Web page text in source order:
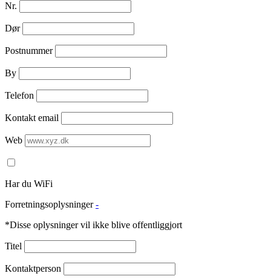
Nr.
Dør
Postnummer
By
Telefon
Kontakt email
Web
Har du WiFi
Forretningsoplysninger -
*Disse oplysninger vil ikke blive offentliggjort
Titel
Kontaktperson